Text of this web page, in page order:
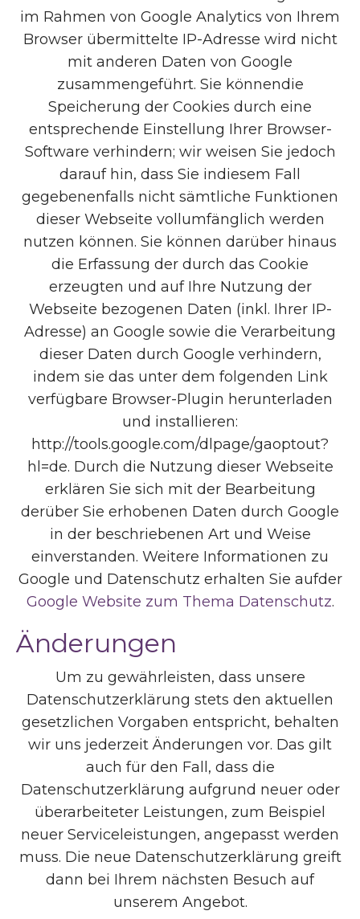
im Rahmen von Google Analytics von Ihrem
Browser übermittelte IP-Adresse wird nicht
mit anderen Daten von Google
zusammengeführt. Sie könnendie
Speicherung der Cookies durch eine
entsprechende Einstellung Ihrer Browser-
Software verhindern; wir weisen Sie jedoch
darauf hin, dass Sie indiesem Fall
gegebenenfalls nicht sämtliche Funktionen
dieser Webseite vollumfänglich werden
nutzen können. Sie können darüber hinaus
die Erfassung der durch das Cookie
erzeugten und auf Ihre Nutzung der
Webseite bezogenen Daten (inkl. Ihrer IP-
Adresse) an Google sowie die Verarbeitung
dieser Daten durch Google verhindern,
indem sie das unter dem folgenden Link
verfügbare Browser-Plugin herunterladen
und installieren:
http://tools.google.com/dlpage/gaoptout?
hl=de. Durch die Nutzung dieser Webseite
erklären Sie sich mit der Bearbeitung
derüber Sie erhobenen Daten durch Google
in der beschriebenen Art und Weise
einverstanden. Weitere Informationen zu
Google und Datenschutz erhalten Sie aufder
Google Website zum Thema Datenschutz.
Änderungen
Um zu gewährleisten, dass unsere
Datenschutzerklärung stets den aktuellen
gesetzlichen Vorgaben entspricht, behalten
wir uns jederzeit Änderungen vor. Das gilt
auch für den Fall, dass die
Datenschutzerklärung aufgrund neuer oder
überarbeiteter Leistungen, zum Beispiel
neuer Serviceleistungen, angepasst werden
muss. Die neue Datenschutzerklärung greift
dann bei Ihrem nächsten Besuch auf
unserem Angebot.